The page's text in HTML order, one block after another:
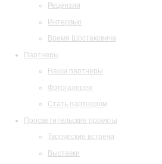
Рецензии
Интервью
Время Шостаковича
Партнеры
Наши партнеры
Фотогалерея
Стать партнером
Просветительские проекты
Творческие встречи
Выставки